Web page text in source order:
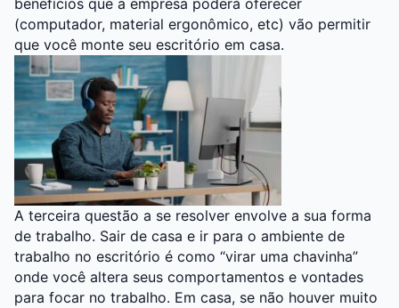
benefícios que a empresa poderá oferecer
(computador, material ergonômico, etc) vão permitir
que você monte seu escritório em casa.
A terceira questão a se resolver envolve a sua forma
de trabalho. Sair de casa e ir para o ambiente de
trabalho no escritório é como “virar uma chavinha”
onde você altera seus comportamentos e vontades
para focar no trabalho. Em casa, se não houver muito